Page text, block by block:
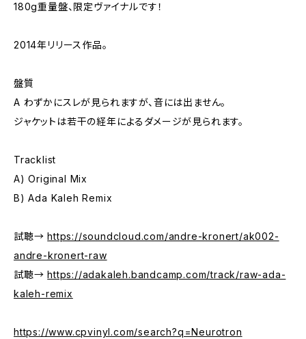
180g重量盤、限定ヴァイナルです！
2014年リリース作品。
盤質
A わずかにスレが見られますが、音には出ません。
ジャケットは若干の経年によるダメージが見られます。
Tracklist
A) Original Mix
B) Ada Kaleh Remix
試聴→https://soundcloud.com/andre-kronert/ak002-
andre-kronert-raw
試聴→https://adakaleh.bandcamp.com/track/raw-ada-
kaleh-remix
https://www.cpvinyl.com/search?q=Neurotron